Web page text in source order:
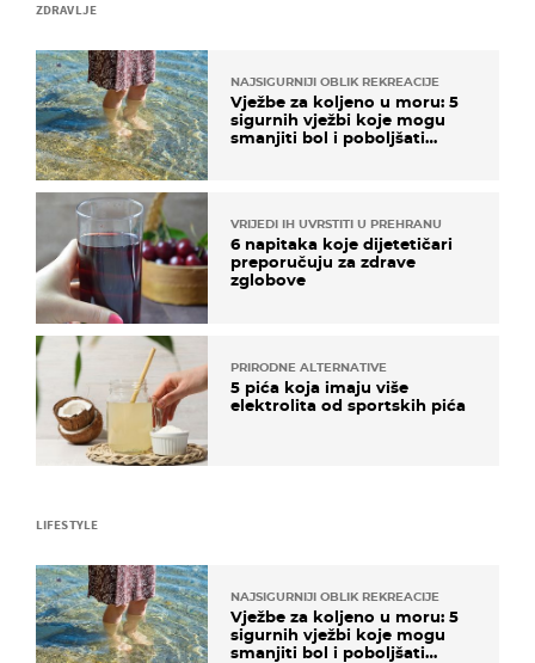
ZDRAVLJE
NAJSIGURNIJI OBLIK REKREACIJE
Vježbe za koljeno u moru: 5
sigurnih vježbi koje mogu
smanjiti bol i poboljšati
VRIJEDI IH UVRSTITI U PREHRANU
6 napitaka koje dijetetičari
preporučuju za zdrave
zglobove
PRIRODNE ALTERNATIVE
5 pića koja imaju više
elektrolita od sportskih pića
LIFESTYLE
NAJSIGURNIJI OBLIK REKREACIJE
Vježbe za koljeno u moru: 5
sigurnih vježbi koje mogu
smanjiti bol i poboljšati